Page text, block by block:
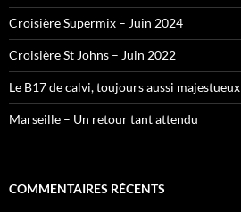
Croisière Supermix – Juin 2024
Croisière St Johns – Juin 2022
Le B17 de calvi, toujours aussi majestueux
Marseille – Un retour tant attendu
COMMENTAIRES RÉCENTS